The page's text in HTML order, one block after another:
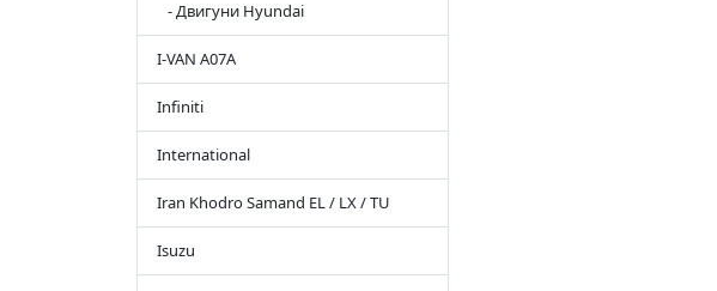
- Двигуни Hyundai
I-VAN A07A
Infiniti
International
Iran Khodro Samand EL / LX / TU
Isuzu